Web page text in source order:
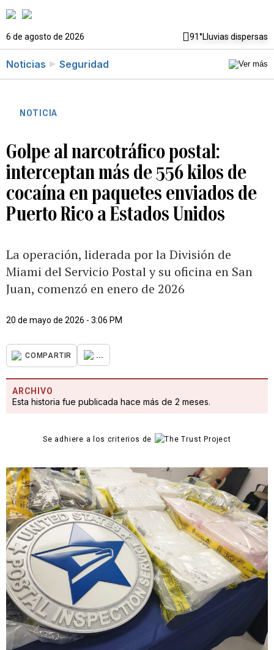
6 de agosto de 2026 91°Lluvias dispersas
Noticias Seguridad
NOTICIA
Golpe al narcotráfico postal:
interceptan más de 556 kilos de
cocaína en paquetes enviados de
Puerto Rico a Estados Unidos
La operación, liderada por la División de
Miami del Servicio Postal y su oficina en San
Juan, comenzó en enero de 2026
20 de mayo de 2026 - 3:06 PM
COMPARTIR ...
ARCHIVO
Esta historia fue publicada hace más de 2 meses.
Se adhiere a los criterios de